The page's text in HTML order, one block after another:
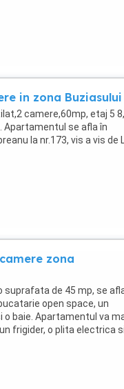
in zona Buziasului
camere,60mp, etaj 5 8,
Apartamentul se afla în
la nr.173, vis a vis de
zona
suprafata de 45 mp, se
open space, un
o baie. Apartamentul va
frigider, o plita electrica